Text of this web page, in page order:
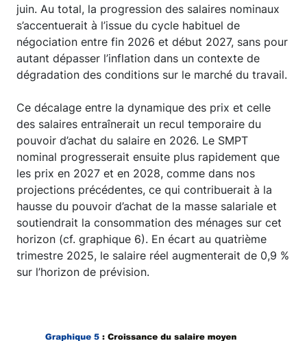
juin. Au total, la progression des salaires nominaux
s’accentuerait à l’issue du cycle habituel de
négociation entre fin 2026 et début 2027, sans pour
autant dépasser l’inflation dans un contexte de
dégradation des conditions sur le marché du travail.
Ce décalage entre la dynamique des prix et celle
des salaires entraînerait un recul temporaire du
pouvoir d’achat du salaire en 2026. Le SMPT
nominal progresserait ensuite plus rapidement que
les prix en 2027 et en 2028, comme dans nos
projections précédentes, ce qui contribuerait à la
hausse du pouvoir d’achat de la masse salariale et
soutiendrait la consommation des ménages sur cet
horizon (cf. graphique 6). En écart au quatrième
trimestre 2025, le salaire réel augmenterait de 0,9 %
sur l’horizon de prévision.